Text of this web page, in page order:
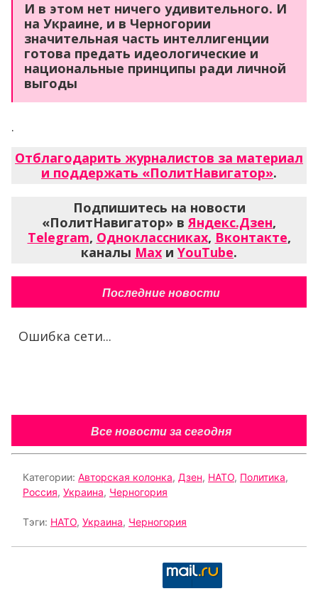
И в этом нет ничего удивительного. И
на Украине, и в Черногории
значительная часть интеллигенции
готова предать идеологические и
национальные принципы ради личной
выгоды
.
Отблагодарить журналистов за материал
и поддержать «ПолитНавигатор».
Подпишитесь на новости
«ПолитНавигатор» в Яндекс.Дзен,
Telegram, Одноклассниках, Вконтакте,
каналы Max и YouTube.
Последние новости
Ошибка сети...
Все новости за сегодня
Категории: Авторская колонка, Дзен, НАТО, Политика,
Россия, Украина, Черногория
Тэги: НАТО, Украина, Черногория